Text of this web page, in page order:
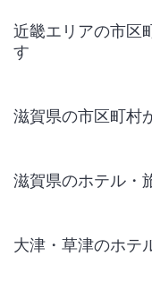
近畿エリアの市区
す
滋賀県の市区町村
滋賀県のホテル・
大津・草津のホテ